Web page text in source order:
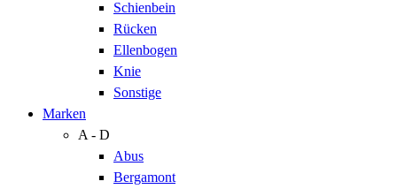
Schienbein
Rücken
Ellenbogen
Knie
Sonstige
Marken
A - D
Abus
Bergamont